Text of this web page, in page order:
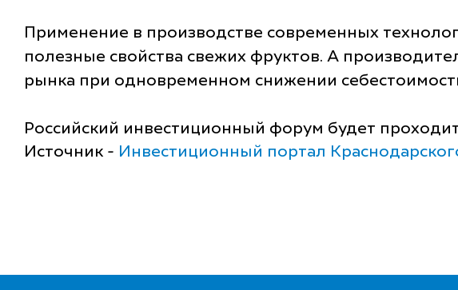
Применение в производстве современных
полезные свойства свежих фруктов. А
рынка при одновременном снижении
Российский инвестиционный форум будет
Источник - Инвестиционный портал